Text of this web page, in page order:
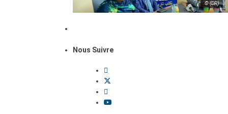
© (DR)
Nous Suivre